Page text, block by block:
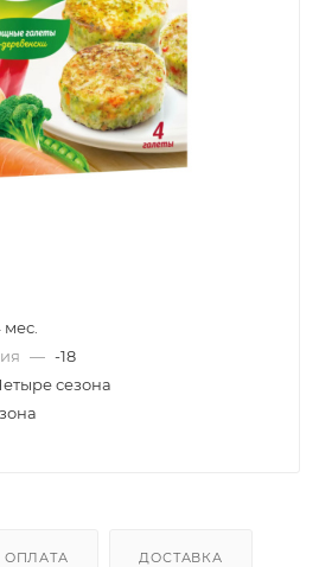
мес.
— -18
сезона
ОПЛАТА ДОСТАВКА